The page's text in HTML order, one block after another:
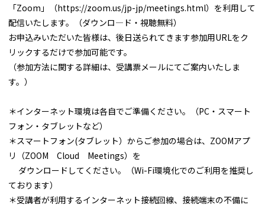
「Zoom」（https://zoom.us/jp-jp/meetings.html）を利用して
配信いたします。（ダウンロ―ド・視聴無料）
お申込みいただいた皆様は、後日送られてきます参加用URLをク
リックするだけで参加可能です。
（参加方法に関する詳細は、受講票メールにてご案内いたしま
す。）
＊インターネット環境は各自でご準備ください。（PC・スマート
フォン・タブレットなど）
＊スマートフォン(タブレット）からご参加の場合は、ZOOMアプ
リ（ZOOM Cloud Meetings）を
ダウンロードしてください。（Wi-Fi環境化でのご利用を推奨し
ております）
＊受講者が利用するインターネット接続回線、接続端末の不備に